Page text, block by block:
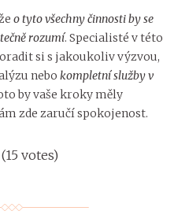
o tyto všechny činnosti by se
rozumí. Specialisté v této
si s jakoukoliv výzvou,
nebo kompletní služby v
by vaše kroky měly
zde zaručí spokojenost.
votes)